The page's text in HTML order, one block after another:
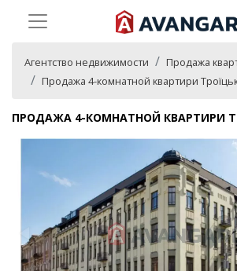
Агентство недвижимости
Продажа
Продажа 4-комнатной квартири
ПРОДАЖА 4-КОМНАТНОЙ КВАРТИРИ